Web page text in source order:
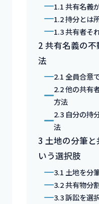
1.1共有名義
1.2持分とは
1.3共有者そ
2 共有名義の
法
2.1全員合意
2.2他の共有
方法
2.3自分の持
法
3 土地の分筆
いう選択肢
3.1土地を分
3.2共有物分
3.3訴訟を選